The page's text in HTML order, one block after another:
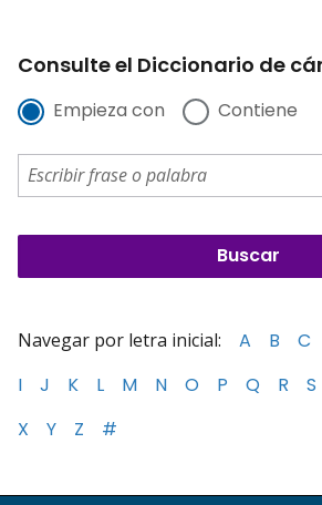
Consulte el Diccionario de
Empieza con Contiene
Navegar por letra inicial: A B C
I
J K L M N O P Q R S
X
Y Z #